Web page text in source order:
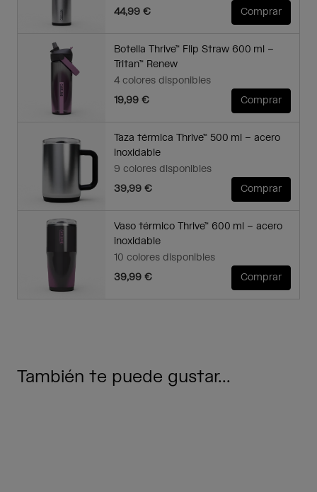
44,99 €
Comprar
Botella Thrive™ Flip Straw 600 ml –
Tritan™ Renew
4 colores disponibles
19,99 €
Comprar
Taza térmica Thrive™ 500 ml – acero
inoxidable
9 colores disponibles
39,99 €
Comprar
Vaso térmico Thrive™ 600 ml – acero
inoxidable
10 colores disponibles
39,99 €
Comprar
También te puede gustar...